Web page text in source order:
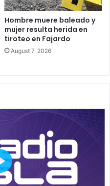
Hombre muere baleado y
mujer resulta herida en
tiroteo en Fajardo
August 7, 2026
P